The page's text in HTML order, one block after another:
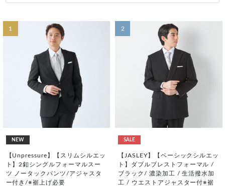
1
NEW
【Unpressure】【スリムシルエッ
ト】2釦シングルフォーマルスー
ツ ノータックパンツ/アジャスタ
ー付き/※裾上げ必要
2
SALE
【JASLEY】【ベーシックシルエッ
ト】ダブルブレストフォーマル /
ブラック/ 濃染加工 / 生活撥水加
工 / ウエストアジャスター付※裾